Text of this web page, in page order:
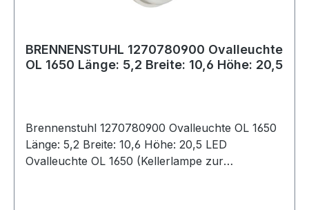
BRENNENSTUHL 1270780900 Ovalleuchte
OL 1650 Länge: 5,2 Breite: 10,6 Höhe: 20,5
Brennenstuhl 1270780900 Ovalleuchte OL 1650
Länge: 5,2 Breite: 10,6 Höhe: 20,5 LED
Ovalleuchte OL 1650 (Kellerlampe zur